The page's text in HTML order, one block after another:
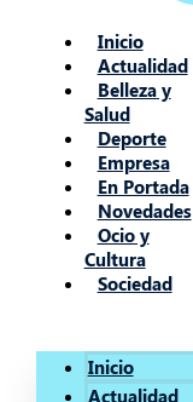
Inicio
Actualidad
Belleza y
Salud
Deporte
Empresa
En Portada
Novedades
Ocio y
Cultura
Sociedad
Inicio
Actualidad